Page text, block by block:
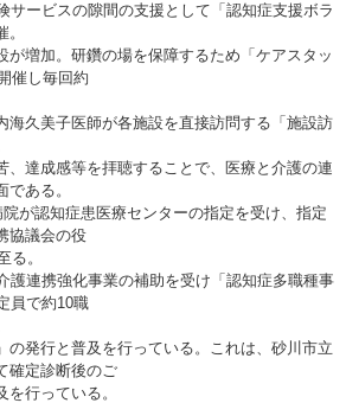
サービスの隙間の支援として「認知症支援ボラ
が増加。研鑽の場を保障するため「ケアスタッ
催し毎回約
海久美子医師が各施設を直接訪問する「施設訪
、達成感等を拝聴することで、医療と介護の連
ある。
が認知症患医療センターの指定を受け、指定
協議会の役
る。
護連携強化事業の補助を受け「認知症多職種事
員で約10職
の発行と普及を行っている。これは、砂川市立
確定診断後のご
行っている。